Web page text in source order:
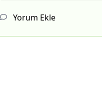
Yorum Ekle